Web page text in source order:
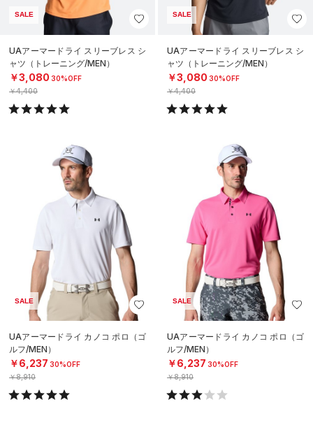
SALE
UAアーマードライ スリーブレス シ
ャツ（トレーニング/MEN）
￥3,080 30%OFF
￥4,400
SALE
UAアーマードライ スリーブレス シ
ャツ（トレーニング/MEN）
￥3,080 30%OFF
￥4,400
SALE
UAアーマードライ カノコ ポロ（ゴ
ルフ/MEN）
￥6,237 30%OFF
￥8,910
SALE
UAアーマードライ カノコ ポロ（ゴ
ルフ/MEN）
￥6,237 30%OFF
￥8,910